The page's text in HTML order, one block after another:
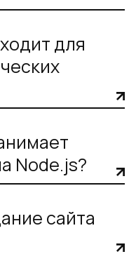
для
Node.js?
сайта